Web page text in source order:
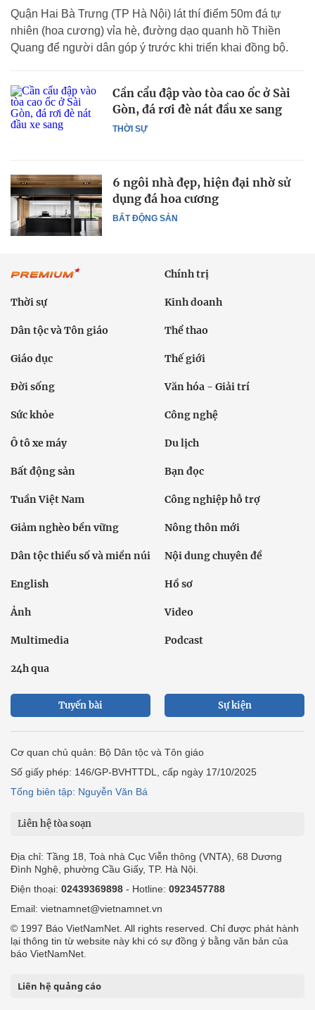
Quận Hai Bà Trưng (TP Hà Nội) lát thí điểm 50m đá tự
nhiên (hoa cương) vỉa hè, đường dạo quanh hồ Thiền
Quang để người dân góp ý trước khi triển khai đồng bộ.
THỜI SỰ
Cần cẩu đập vào tòa cao ốc ở Sài
Gòn, đá rơi đè nát đầu xe sang
BẤT ĐỘNG SẢN
6 ngôi nhà đẹp, hiện đại nhờ sử
dụng đá hoa cương
Chính trị
Thời sự Kinh doanh
Dân tộc và Tôn giáo Thể thao
Giáo dục Thế giới
Đời sống Văn hóa - Giải trí
Sức khỏe Công nghệ
Ô tô xe máy Du lịch
Bất động sản Bạn đọc
Tuần Việt Nam Công nghiệp hỗ trợ
Giảm nghèo bền vững Nông thôn mới
Dân tộc thiểu số và miền núi Nội dung chuyên đề
English Hồ sơ
Ảnh Video
Multimedia Podcast
24h qua
Tuyến bài Sự kiện
Cơ quan chủ quản: Bộ Dân tộc và Tôn giáo
Số giấy phép: 146/GP-BVHTTDL, cấp ngày 17/10/2025
Tổng biên tập: Nguyễn Văn Bá
Liên hệ tòa soạn
Địa chỉ: Tầng 18, Toà nhà Cục Viễn thông (VNTA), 68 Dương
Đình Nghệ, phường Cầu Giấy, TP. Hà Nội.
Điện thoại: 02439369898 - Hotline: 0923457788
Email: vietnamnet@vietnamnet.vn
© 1997 Báo VietNamNet. All rights reserved. Chỉ được phát hành
lại thông tin từ website này khi có sự đồng ý bằng văn bản của
báo VietNamNet.
Liên hệ quảng cáo